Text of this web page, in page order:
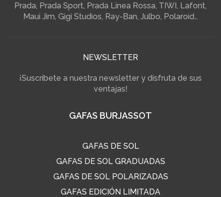
Prada, Prada Sport, Prada Linea Rossa, TIWI, Lafont,
Maui Jim, Gigi Studios, Ray-Ban, Julbo, Polaroid…
NEWSLETTER
¡Suscríbete a nuestra newsletter y disfruta de sus
ventajas!
GAFAS BURJASSOT
GAFAS DE SOL
GAFAS DE SOL GRADUADAS
GAFAS DE SOL POLARIZADAS
GAFAS EDICIÓN LIMITADA